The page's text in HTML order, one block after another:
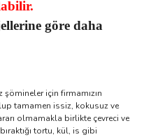
göre daha
şömineler için firmamızın
tamamen issiz, kokusuz ve
olmamakla birlikte çevreci ve
tortu, kül, is gibi